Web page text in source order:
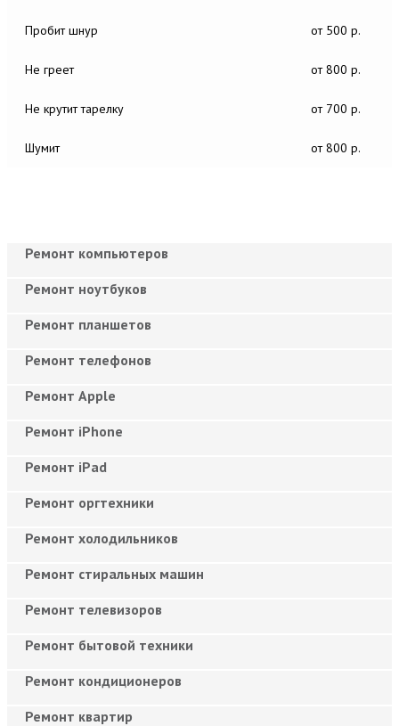
Пробит шнур от 500 р.
Не греет от 800 р.
Не крутит тарелку от 700 р.
Шумит от 800 р.
Ремонт компьютеров
Ремонт ноутбуков
Ремонт планшетов
Ремонт телефонов
Ремонт Apple
Ремонт iPhone
Ремонт iPad
Ремонт оргтехники
Ремонт холодильников
Ремонт стиральных машин
Ремонт телевизоров
Ремонт бытовой техники
Ремонт кондиционеров
Ремонт квартир